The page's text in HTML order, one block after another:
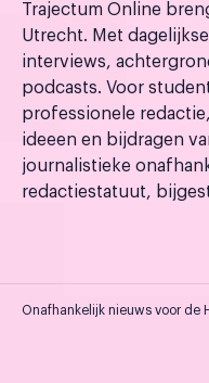
Trajectum Online
Utrecht. Met
interviews,
podcasts. Voor
professionele
ideeen en bijdragen
journalistieke
redactiestatuut,
Onafhankelijk nieuws voor de